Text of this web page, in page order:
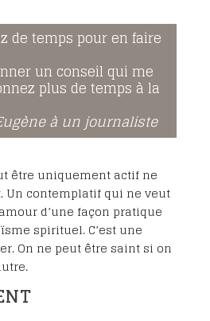
de temps pour en faire
un conseil qui me
plus de temps à la
à un journaliste
être uniquement actif ne
Un contemplatif qui ne veut
d’une façon pratique
spirituel. C’est une
On ne peut être saint si on